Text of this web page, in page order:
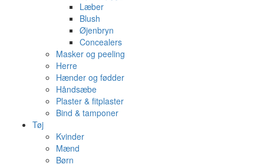
Læber
Blush
Øjenbryn
Concealers
Masker og peeling
Herre
Hænder og fødder
Håndsæbe
Plaster & fitplaster
Bind & tamponer
Tøj
Kvinder
Mænd
Børn